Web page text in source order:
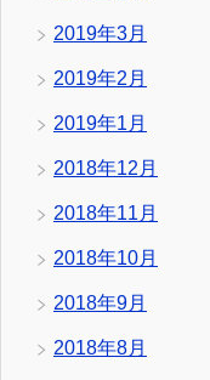
2019年3月
2019年2月
2019年1月
2018年12月
2018年11月
2018年10月
2018年9月
2018年8月